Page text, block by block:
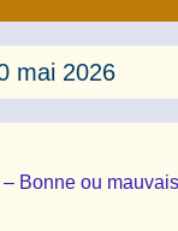
mai 2026
Bonne ou